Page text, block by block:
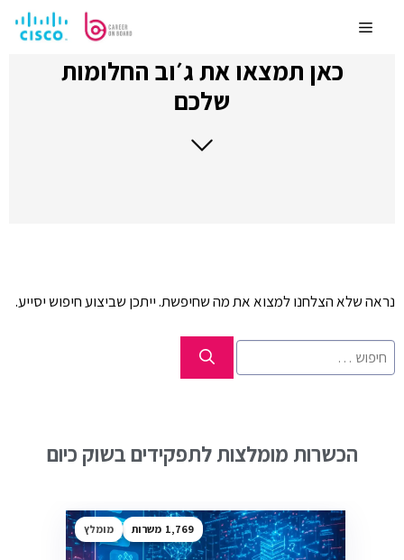
לתוכןMenu
כאן תמצאו את ג׳וב החלומות
שלכם
נראה שלא הצלחנו למצוא את מה שחיפשת. ייתכן שביצוע חיפוש יסייע.
חיפוש:
הכשרות מומלצות לתפקידים בשוק כיום
1,769 מומלץ